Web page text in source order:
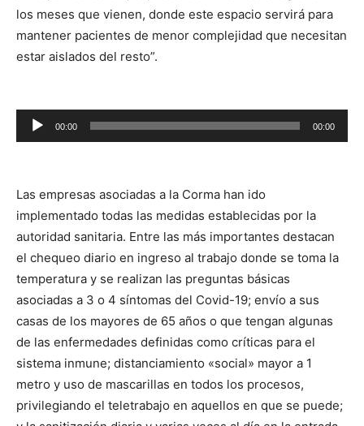
los meses que vienen, donde este espacio servirá para
mantener pacientes de menor complejidad que necesitan
estar aislados del resto”.
Reproductor
de
00:00 00:00
Las empresas asociadas a la Corma han ido
implementado todas las medidas establecidas por la
autoridad sanitaria. Entre las más importantes destacan
el chequeo diario en ingreso al trabajo donde se toma la
temperatura y se realizan las preguntas básicas
asociadas a 3 o 4 síntomas del Covid-19; envío a sus
casas de los mayores de 65 años o que tengan algunas
de las enfermedades definidas como críticas para el
sistema inmune; distanciamiento «social» mayor a 1
metro y uso de mascarillas en todos los procesos,
privilegiando el teletrabajo en aquellos en que se puede;